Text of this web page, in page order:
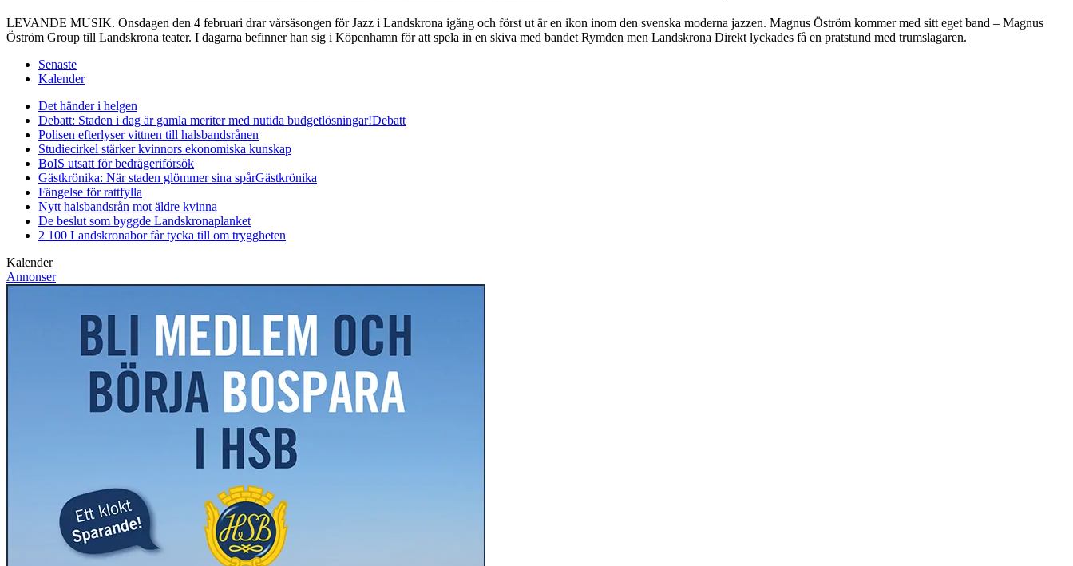
LEVANDE MUSIK. Onsdagen den 4 februari drar vårsäsongen för Jazz i Landskrona igång och först ut är en ikon inom den svenska moderna jazzen. Magnus Öström kommer med sitt eget band – Magnus
Öström Group till Landskrona teater. I dagarna befinner han sig i Köpenhamn för att spela in en skiva med bandet Rymden men Landskrona Direkt lyckades få en pratstund med trumslagaren.
Senaste
Kalender
Det händer i helgen
Debatt: Staden i dag är gamla meriter med nutida budgetlösningar!Debatt
Polisen efterlyser vittnen till halsbandsrånen
Studiecirkel stärker kvinnors ekonomiska kunskap
BoIS utsatt för bedrägeriförsök
Gästkrönika: När staden glömmer sina spårGästkrönika
Fängelse för rattfylla
Nytt halsbandsrån mot äldre kvinna
De beslut som byggde Landskronaplanket
2 100 Landskronabor får tycka till om tryggheten
Kalender
Annonser